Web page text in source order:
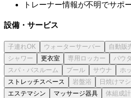
トレーナー情報が不明でサポ
設備・サービス
更衣室
ストレッチスペース
エステマシン
マッサージ器具